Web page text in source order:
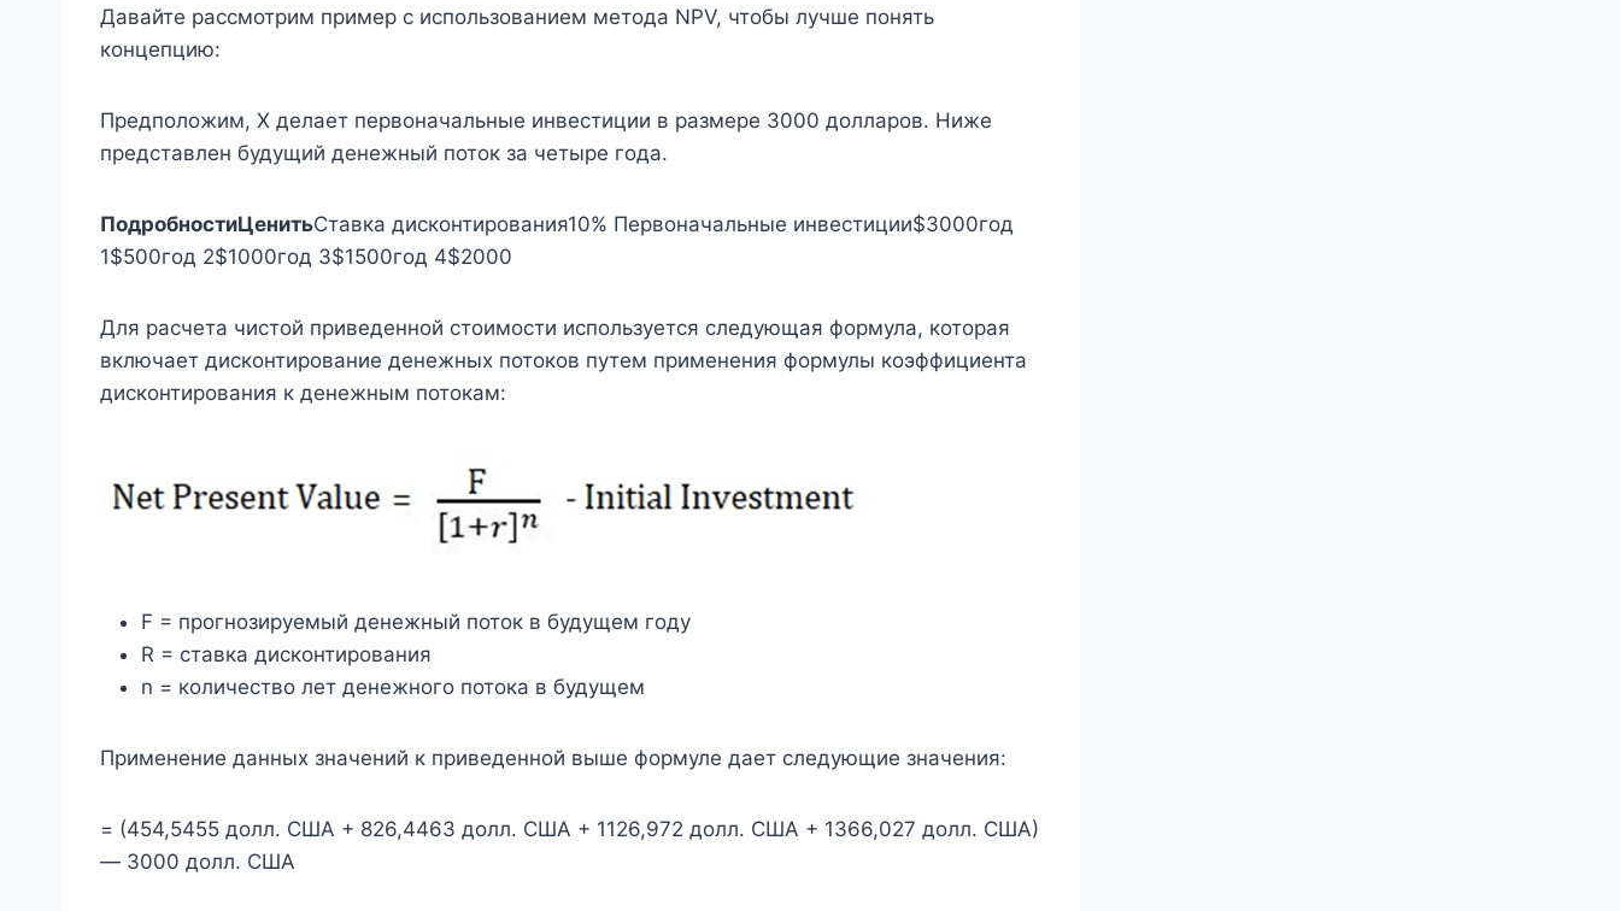
Давайте рассмотрим пример с использованием метода NPV, чтобы лучше понять
концепцию:
Предположим, X делает первоначальные инвестиции в размере 3000 долларов. Ниже
представлен будущий денежный поток за четыре года.
ПодробностиЦенитьСтавка дисконтирования10% Первоначальные инвестиции$3000год
1$500год 2$1000год 3$1500год 4$2000
Для расчета чистой приведенной стоимости используется следующая формула, которая
включает дисконтирование денежных потоков путем применения формулы коэффициента
дисконтирования к денежным потокам:
F = прогнозируемый денежный поток в будущем году
R = ставка дисконтирования
n = количество лет денежного потока в будущем
Применение данных значений к приведенной выше формуле дает следующие значения:
= (454,5455 долл. США + 826,4463 долл. США + 1126,972 долл. США + 1366,027 долл. США)
— 3000 долл. США